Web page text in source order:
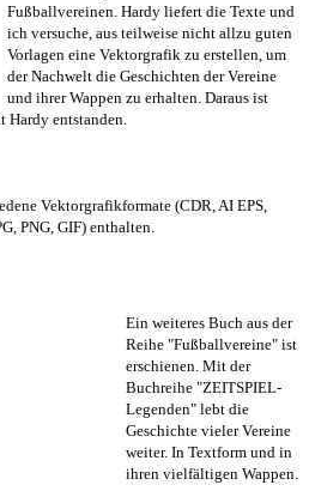
Fußballvereinen. Hardy liefert die Texte und
ich versuche, aus teilweise nicht allzu guten
Vorlagen eine Vektorgrafik zu erstellen, um
der Nachwelt die Geschichten der Vereine
und ihrer Wappen zu erhalten. Daraus ist
Hardy entstanden.
Vektorgrafikformate (CDR, AI EPS,
PNG, GIF) enthalten.
Ein weiteres Buch aus der
Reihe "Fußballvereine" ist
erschienen. Mit der
Buchreihe "ZEITSPIEL-
Legenden" lebt die
Geschichte vieler Vereine
weiter. In Textform und in
ihren vielfältigen Wappen.